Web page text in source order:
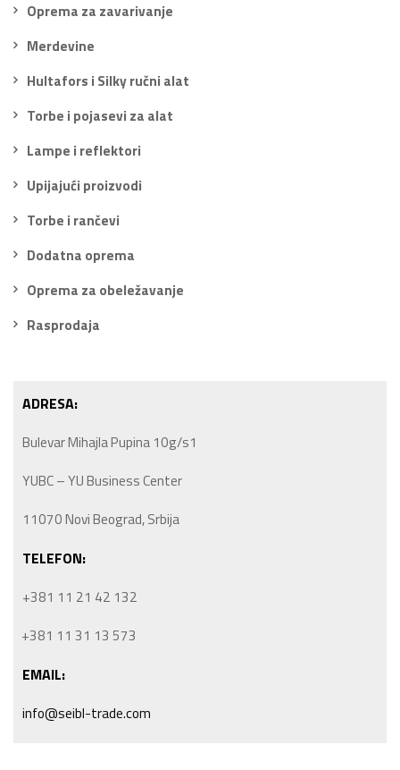
Oprema za zavarivanje
Merdevine
Hultafors i Silky ručni alat
Torbe i pojasevi za alat
Lampe i reflektori
Upijajući proizvodi
Torbe i rančevi
Dodatna oprema
Oprema za obeležavanje
Rasprodaja
ADRESA:
Bulevar Mihajla Pupina 10g/s1
YUBC – YU Business Center
11070 Novi Beograd, Srbija
TELEFON:
+381 11 21 42 132
+381 11 31 13 573
EMAIL:
info@seibl-trade.com